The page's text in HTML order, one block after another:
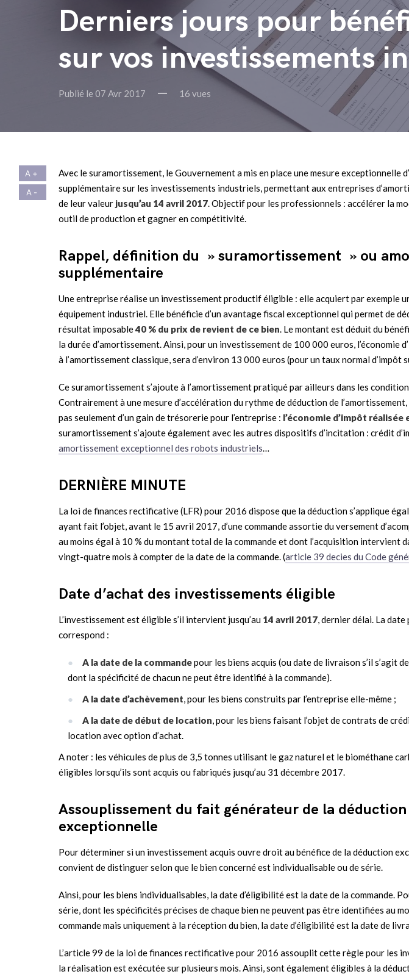
Derniers jours pour
sur vos investissements
Publié le 07 Avr 2017 16 vues
Avec le suramortissement, le Gouvernement a mis en place une mesure exceptionnelle
supplémentaire sur les investissements industriels, permettant aux entreprises
de leur valeur jusqu’au 14 avril 2017. Objectif pour les professionnels : accélérer la
outil de production et gagner en compétitivité.
Rappel, définition du » suramortissement » ou
supplémentaire
Une entreprise réalise un investissement productif éligible : elle acquiert par exemple
équipement industriel. Elle bénéficie d’un avantage fiscal exceptionnel qui permet de
résultat imposable40 % du prix de revient de ce bien. Le montant est déduit du
la durée d’amortissement. Ainsi, pour un investissement de 100 000 euros, l’économie
à l’amortissement classique, sera d’environ 13 000 euros (pour un taux normal d’impôt
Ce suramortissement s’ajoute à l’amortissement pratiqué par ailleurs dans les
Contrairement à une mesure d’accélération du rythme de déduction de l’amortissement,
pas seulement d’un gain de trésorerie pour l’entreprise : l’économie d’impôt
suramortissement s’ajoute également avec les autres dispositifs d’incitation : crédit
amortissement exceptionnel des robots industriels…
DERNIÈRE MINUTE
La loi de finances rectificative (LFR) pour 2016 dispose que la déduction s’applique
ayant fait l’objet, avant le 15 avril 2017, d’une commande assortie du versement
au moins égal à 10 % du montant total de la commande et dont l’acquisition intervient
vingt-quatre mois à compter de la date de la commande. (article 39 decies du Code
Date d’achat des investissements éligible
L’investissement est éligible s’il intervient jusqu’au 14 avril 2017, dernier délai. La date
correspond :
A la date de la commandepour les biens acquis (ou date de livraison s’il s’agit
dont la spécificité de chacun ne peut être identifié à la commande).
A la date d’achèvement, pour les biens construits par l’entreprise elle-même ;
A la date de début de location, pour les biens faisant l’objet de contrats de
location avec option d’achat.
A noter : les véhicules de plus de 3,5 tonnes utilisant le gaz naturel et le biométhane
éligibles lorsqu’ils sont acquis ou fabriqués jusqu’au 31 décembre 2017.
Assouplissement du fait générateur de la déduction
exceptionnelle
Pour déterminer si un investissement acquis ouvre droit au bénéfice de la déduction
convient de distinguer selon que le bien concerné est individualisable ou de série.
Ainsi, pour les biens individualisables, la date d’éligibilité est la date de la commande.
série, dont les spécificités précises de chaque bien ne peuvent pas être identifiées au
commande mais uniquement à la réception du bien, la date d’éligibilité est la date de
L’article 99 de la loi de finances rectificative pour 2016 assouplit cette règle pour les
la réalisation est exécutée sur plusieurs mois. Ainsi, sont également éligibles à la